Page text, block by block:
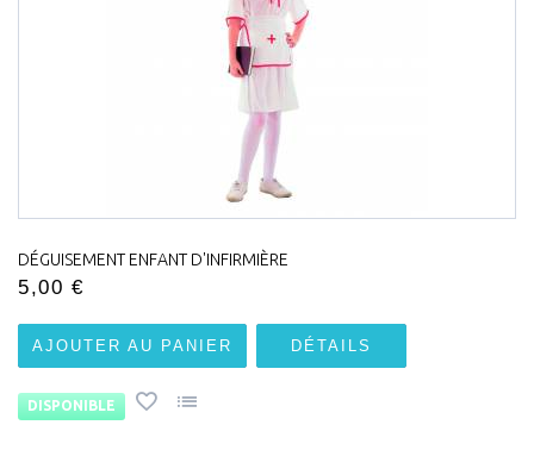
DÉGUISEMENT ENFANT D'INFIRMIÈRE
5,00 €
AJOUTER AU PANIER DÉTAILS
DISPONIBLE